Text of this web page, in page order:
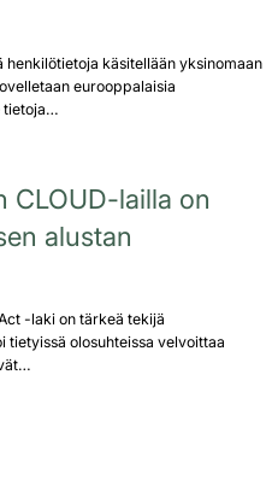
käsitellään yksinomaan
eurooppalaisia
tietoja…
CLOUD-lailla on
alustan
-laki on tärkeä tekijä
tietyissä olosuhteissa velvoittaa